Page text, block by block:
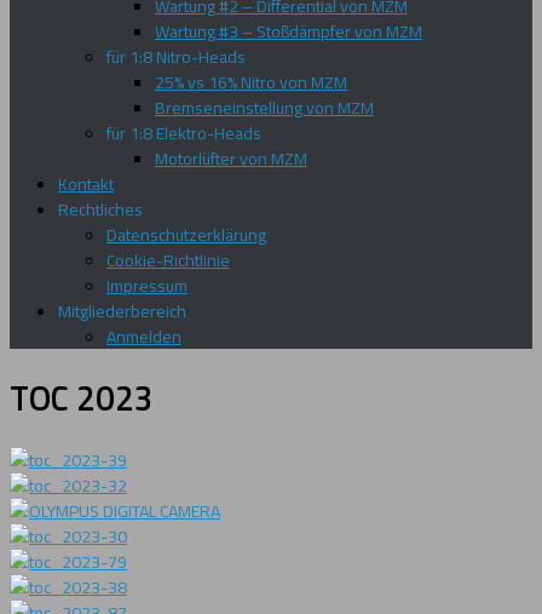
Wartung #2 – Differential von MZM
Wartung #3 – Stoßdämpfer von MZM
für 1:8 Nitro-Heads
25% vs 16% Nitro von MZM
Bremseneinstellung von MZM
für 1:8 Elektro-Heads
Motorlüfter von MZM
Kontakt
Rechtliches
Datenschutzerklärung
Cookie-Richtlinie
Impressum
Mitgliederbereich
Anmelden
TOC 2023